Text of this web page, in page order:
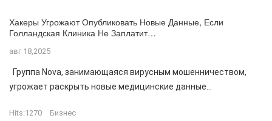
Хакеры Угрожают Опубликовать Новые Данные, Если
Голландская Клиника Не Заплатит…
авг 18,2025
Группа Nova, занимающаяся вирусным мошенничеством,
угрожает раскрыть новые медицинские данные...
Hits:1270 Бизнес